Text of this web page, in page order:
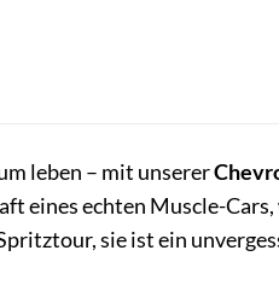
leben – mit unserer
eines echten Muscle-
sie ist ein